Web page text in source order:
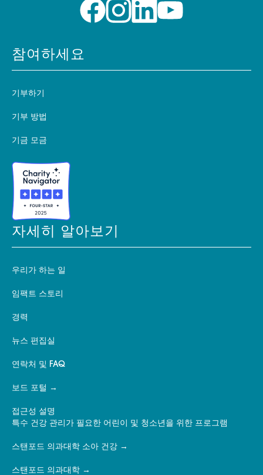
참여하세요
기부하기
기부 방법
기금 모금
자세히 알아보기
우리가 하는 일
임팩트 스토리
경력
뉴스 편집실
연락처 및 FAQ
보드 포털
접근성 설명
특수 건강 관리가 필요한 어린이 및 청소년을 위한 프로그램
스탠포드 의과대학 소아 건강
스탠포드 의과대학